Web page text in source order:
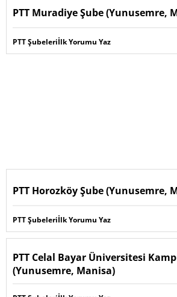
PTT Muradiye Şube (Yunusemre,
PTT Şubeleriİlk Yorumu Yaz
PTT Horozköy Şube (Yunusemre,
PTT Şubeleriİlk Yorumu Yaz
PTT Celal Bayar Üniversitesi
(Yunusemre, Manisa)